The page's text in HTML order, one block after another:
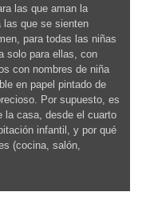
las que aman la
las que se sienten
para todas las niñas
solo para ellas, con
con nombres de niña
en papel pintado de
Por supuesto, es
la casa, desde el cuarto
infantil, y por qué
(cocina, salón,